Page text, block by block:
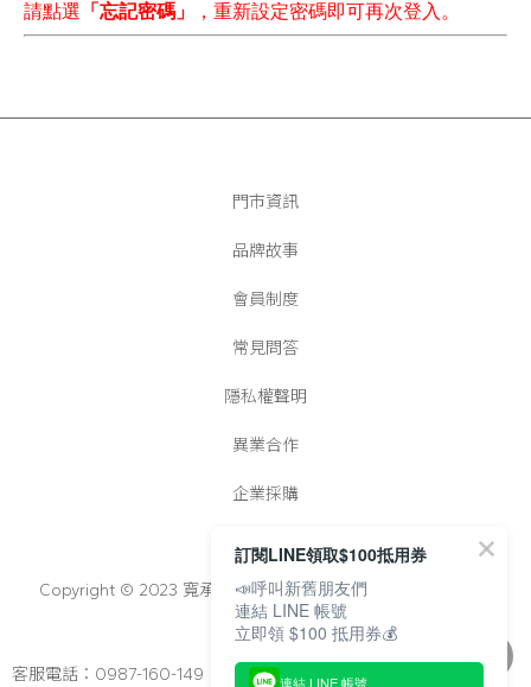
請點選 「忘記密碼」 ，重新設定密碼即可再次登入。
門市資訊
品牌故事
會員制度
常見問答
隱私權聲明
異業合作
企業採購
Copyright © 2023 寬承實業有限公司│統一編號：25022728
客服電話：0987-160-149
訂閱LINE領取$100抵用券
📣呼叫新舊朋友們
連結 LINE 帳號
立即領 $100 抵用券💰
連結 LINE 帳號